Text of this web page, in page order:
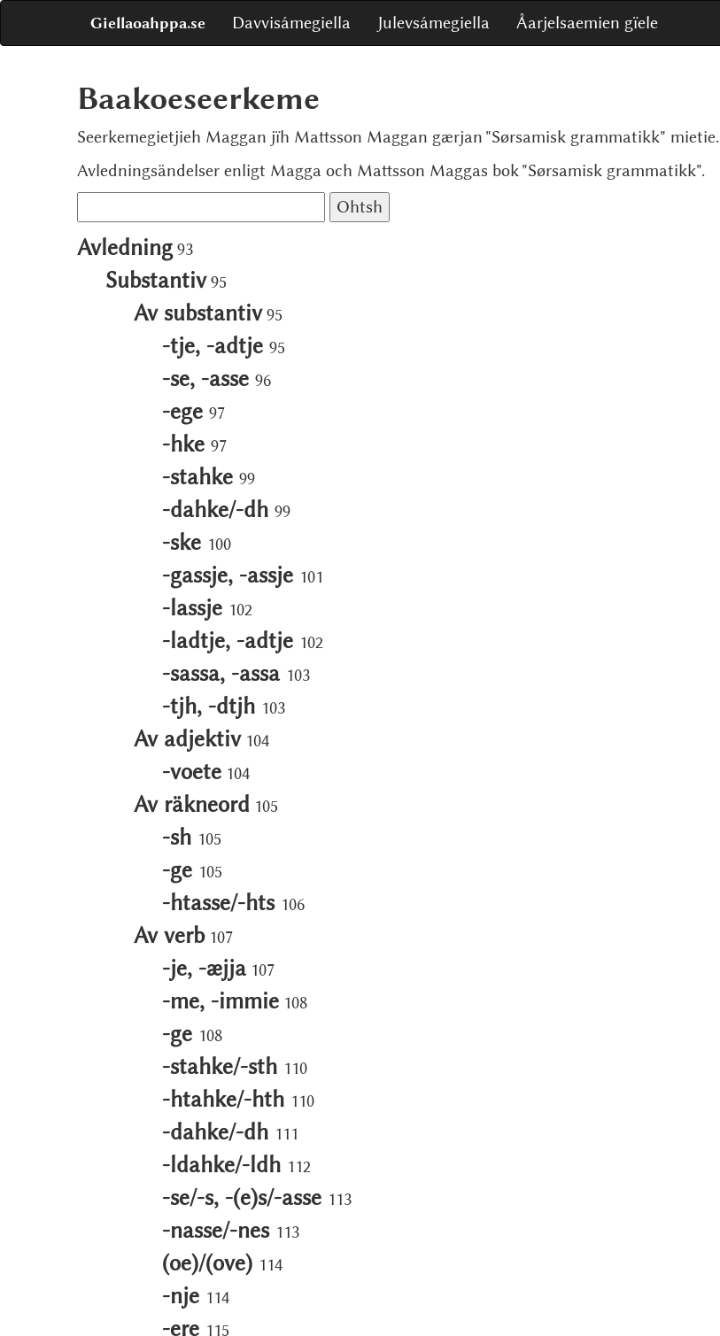
Giellaoahppa.se Davvisámegiella Julevsámegiella Åarjelsaemien gïele
Baakoeseerkeme
Seerkemegietjieh Maggan jïh Mattsson Maggan gærjan "Sørsamisk grammatikk" mietie.
Avledningsändelser enligt Magga och Mattsson Maggas bok "Sørsamisk grammatikk".
Avledning 93
Substantiv95
Av substantiv95
-tje, -adtje 95
-se, -asse 96
-ege 97
-hke 97
-stahke 99
-dahke/-dh 99
-ske 100
-gassje, -assje 101
-lassje 102
-ladtje, -adtje 102
-sassa, -assa 103
-tjh, -dtjh 103
Av adjektiv104
-voete 104
Av räkneord 105
-sh 105
-ge 105
-htasse/-hts 106
Av verb107
-je, -æjja107
-me, -immie 108
-ge 108
-stahke/-sth 110
-htahke/-hth 110
-dahke/-dh 111
-ldahke/-ldh 112
-se/-s, -(e)s/-asse 113
-nasse/-nes 113
(oe)/(ove) 114
-nje 114
-ere 115